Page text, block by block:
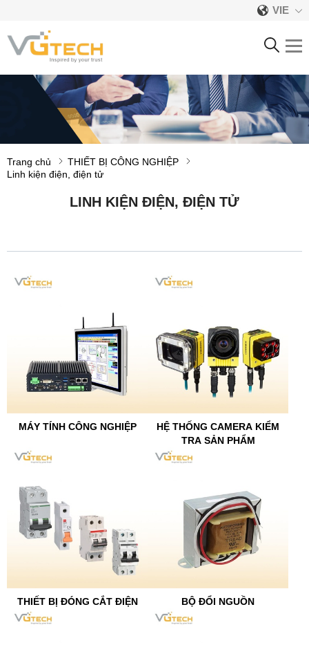
VIE
LINH KIỆN ĐIỆN, ĐIỆN
TỬ
Trang chủ
THIẾT BỊ CÔNG NGHIỆP
Linh kiện điện, điện tử
LINH KIỆN ĐIỆN, ĐIỆN TỬ
MÁY TÍNH CÔNG NGHIỆP
HỆ THỐNG CAMERA KIỂM
TRA SẢN PHẨM
THIẾT BỊ ĐÓNG CẮT ĐIỆN BỘ ĐỔI NGUỒN